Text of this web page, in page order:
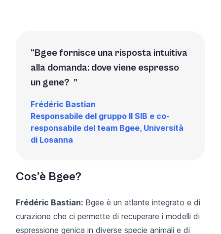
Bgee fornisce una risposta intuitiva
alla domanda: dove viene espresso
un gene?
Frédéric Bastian
Responsabile del gruppo Il SIB e co-
responsabile del team Bgee, Università
di Losanna
Cos'è Bgee?
Frédéric Bastian: Bgee è un atlante integrato e di
curazione che ci permette di recuperare i modelli di
espressione genica in diverse specie animali e di